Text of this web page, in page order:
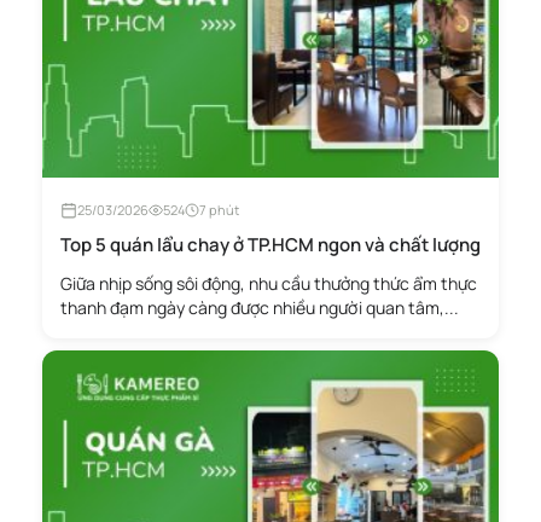
25/03/2026 524 7 phút
Top 5 quán lẩu chay ở TP.HCM ngon và chất lượng
Giữa nhịp sống sôi động, nhu cầu thưởng thức ẩm thực
thanh đạm ngày càng được nhiều người quan tâm,...